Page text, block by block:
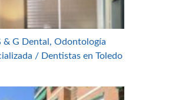
& G Dental, Odontología
/ Dentistas en Toledo